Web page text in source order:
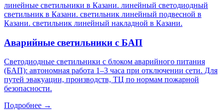
линейные светильники в Казани. линейный светодиодный
светильник в Казани. светильник линейный подвесной в
Казани. светильник линейный накладной в Казани.
Аварийные светильники с БАП
Светодиодные светильники с блоком аварийного питания
(БАП): автономная работа 1–3 часа при отключении сети. Для
путей эвакуации, производств, ТЦ по нормам пожарной
безопасности.
Подробнее →